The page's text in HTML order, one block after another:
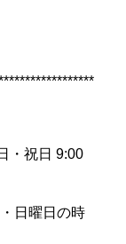
・祝日 9:00
日曜日の時